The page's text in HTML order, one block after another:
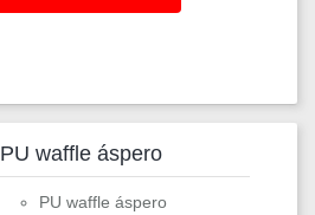
PU waffle áspero
PU waffle áspero